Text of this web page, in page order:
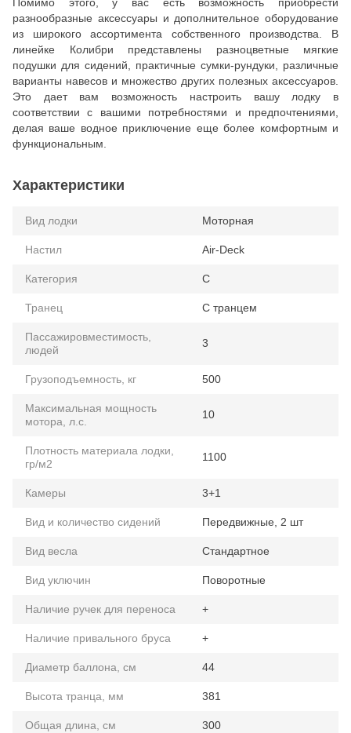
Помимо этого, у вас есть возможность приобрести
разнообразные аксессуары и дополнительное оборудование
из широкого ассортимента собственного производства. В
линейке Колибри представлены разноцветные мягкие
подушки для сидений, практичные сумки-рундуки, различные
варианты навесов и множество других полезных аксессуаров.
Это дает вам возможность настроить вашу лодку в
соответствии с вашими потребностями и предпочтениями,
делая ваше водное приключение еще более комфортным и
функциональным.
Характеристики
Вид лодки Моторная
Настил Air-Deck
Категория C
Транец С транцем
Пассажировместимость,
людей
3
Грузоподъемность, кг 500
Максимальная мощность
мотора, л.с.
10
Плотность материала лодки,
гр/м2
1100
Камеры 3+1
Вид и количество сидений Передвижные, 2 шт
Вид весла Стандартное
Вид уключин Поворотные
Наличие ручек для переноса +
Наличие привального бруса +
Диаметр баллона, см 44
Высота транца, мм 381
Общая длина, см 300